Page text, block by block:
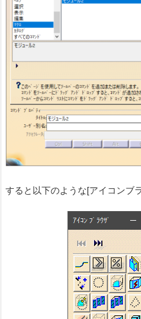
すると以下のような[アイコンブ